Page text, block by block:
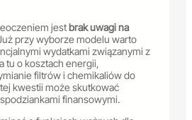
jestbrak uwagi na
przy wyborze modelu warto
wydatkami związanymi z
tu o kosztach energii,
filtrów i chemikaliów do
kwestii może skutkować
finansowymi.